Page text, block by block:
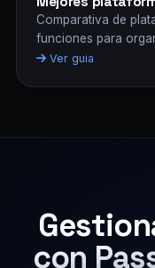
Comparativa de
funciones para
Ver guia
con